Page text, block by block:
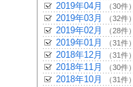
2019年04月 （30件）
2019年03月 （32件）
2019年02月 （28件）
2019年01月 （31件）
2018年12月 （31件）
2018年11月 （30件）
2018年10月 （31件）